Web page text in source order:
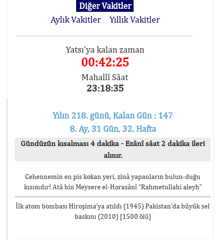
Diğer Vakitler
Aylık Vakitler
Yıllık Vakitler
Yatsı'ya kalan zaman
00:42:25
Mahallî Sâat
23:18:35
Yılın 218. günü, Kalan Gün : 147
8. Ay, 31 Gün, 32. Hafta
Gündüzün kısalması 4 dakika - Ezânî sâat 2 dakika ileri
alınır.
Cehennemin en pis kokan yeri, zinâ yapanların bulun-duğu
kısımdır! Atâ bin Meysere el-Horasânî “Rahmetullahi aleyh”
İlk atom bombası Hiroşima’ya atıldı (1945) Pakistan’da büyük sel
baskını (2010) [1500 ölü]